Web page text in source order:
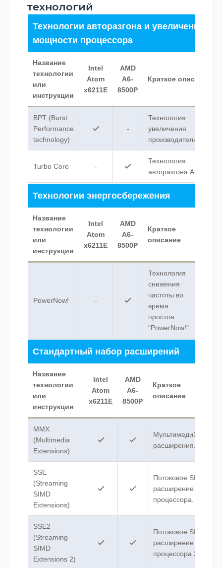
технологий
Технологии авторазгона и увеличения
мощности процессора
Название
технологии
или
инструкции
Intel
Atom
x6211E
AMD
A6-
8500P
Краткое описание
BPT (Burst
Performance
technology)
-
Технология
увеличения
производительности.
Turbo Core -
Технология
авторазгона AMD .
Технологии энергосбережения
Название
технологии
или
инструкции
Intel
Atom
x6211E
AMD
A6-
8500P
Краткое
описание
PowerNow! -
Технология
снижения
частоты во
время
простоя
"PowerNow!".
Стандартный набор расширений
Название
технологии
или
инструкции
Intel
Atom
x6211E
AMD
A6-
8500P
Краткое
описание
MMX
(Multimedia
Extensions)
Мультимедийные
расширения.
SSE
(Streaming
SIMD
Extensions)
Потоковое SIMD-
расширение
процессора.
SSE2
(Streaming
SIMD
Extensions 2)
Потоковое SIMD-
расширение
процессора 2.